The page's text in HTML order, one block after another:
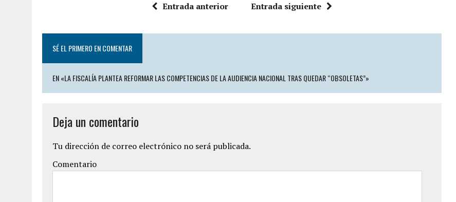
Entrada anterior Entrada siguiente
SÉ EL PRIMERO EN COMENTAR
EN «LA FISCALÍA PLANTEA REFORMAR LAS COMPETENCIAS DE LA AUDIENCIA NACIONAL TRAS QUEDAR “OBSOLETAS”»
Deja un comentario
Tu dirección de correo electrónico no será publicada.
Comentario